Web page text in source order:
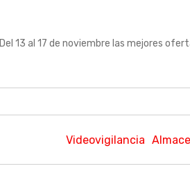
Del 13 al 17 de noviembre las mejores
Videovigilancia